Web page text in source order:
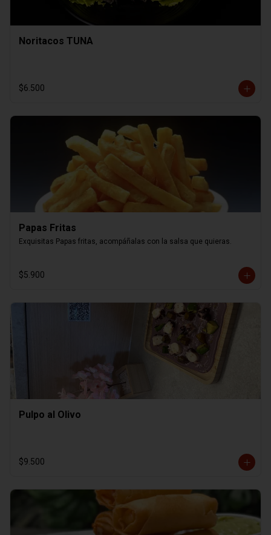
Noritacos TUNA
$6.500
Papas Fritas
Exquisitas Papas fritas, acompáñalas con la salsa que quieras.
$5.900
Pulpo al Olivo
$9.500